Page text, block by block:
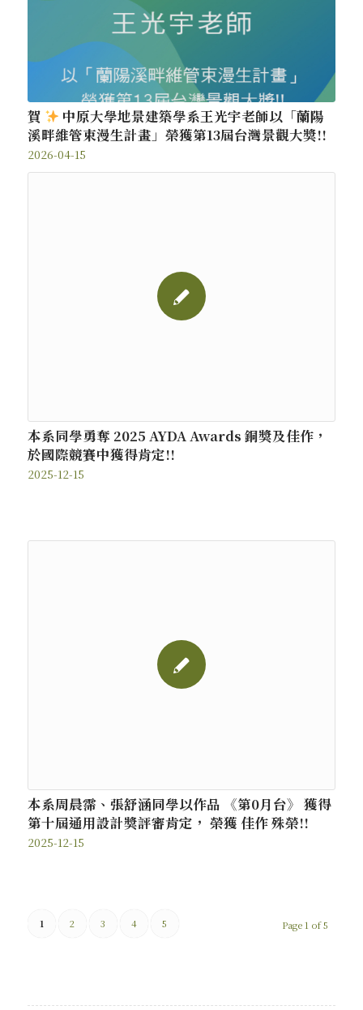
賀
中原大學地景建築學系王光宇老師以「蘭陽
溪畔維管束漫生計畫」榮獲第13屆台灣景觀大獎!!
2026-04-15
本系同學勇奪 2025 AYDA Awards 銅獎及佳作，
於國際競賽中獲得肯定!!
2025-12-15
本系周晨霈、張舒涵同學以作品 《第0月台》 獲得
第十屆通用設計獎評審肯定， 榮獲 佳作 殊榮!!
2025-12-15
Page 1 of 5
1 2 3 4 5